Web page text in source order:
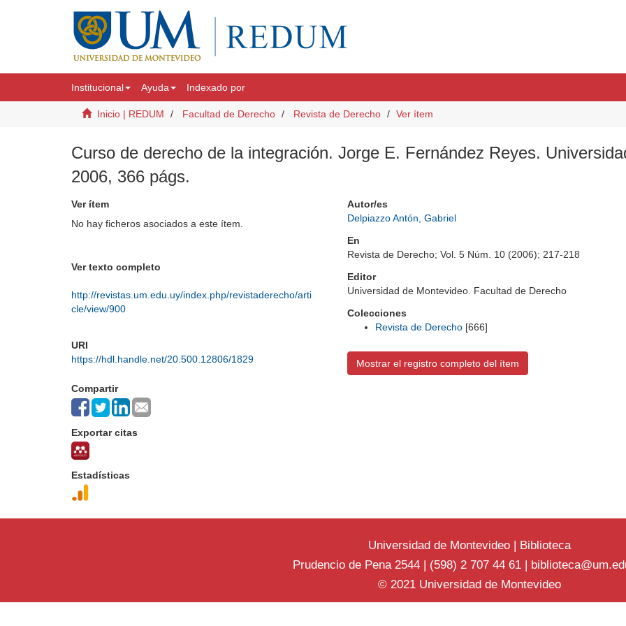
Institucional Ayuda Indexado por
Inicio | REDUM Facultad de Derecho Revista de Derecho Ver ítem
Curso de derecho de la integración. Jorge E. Fernández Reyes.
2006, 366 págs.
Ver ítem
No hay ficheros asociados a este ítem.
Ver texto completo
http://revistas.um.edu.uy/index.php/revistaderecho/arti
cle/view/900
URI
https://hdl.handle.net/20.500.12806/1829
Compartir
Exportar citas
Estadísticas
Autor/es
Delpiazzo Antón, Gabriel
En
Revista de Derecho; Vol. 5 Núm. 10 (2006); 217-218
Editor
Universidad de Montevideo. Facultad de Derecho
Colecciones
Revista de Derecho [666]
Mostrar el registro completo del ítem
Universidad de Montevideo | Biblioteca
Prudencio de Pena 2544 | (598) 2 707 44 61 |
© 2021 Universidad de Montevideo